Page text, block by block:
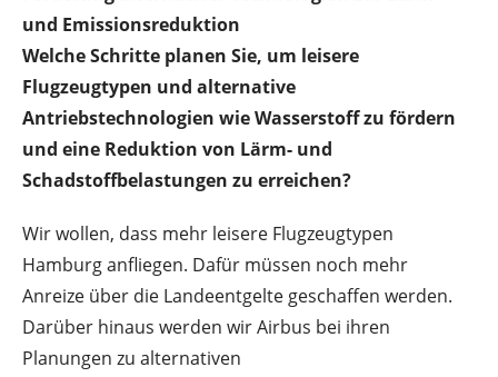
und Emissionsreduktion
Welche Schritte planen Sie, um leisere
Flugzeugtypen und alternative
Antriebstechnologien wie Wasserstoff zu fördern
und eine Reduktion von Lärm- und
Schadstoffbelastungen zu erreichen?
Wir wollen, dass mehr leisere Flugzeugtypen
Hamburg anfliegen. Dafür müssen noch mehr
Anreize über die Landeentgelte geschaffen werden.
Darüber hinaus werden wir Airbus bei ihren
Planungen zu alternativen